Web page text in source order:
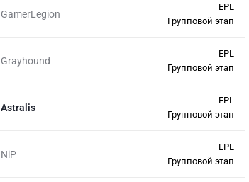
GamerLegion
EPL
Групповой этап
Grayhound
EPL
Групповой этап
Astralis
EPL
Групповой этап
NiP
EPL
Групповой этап